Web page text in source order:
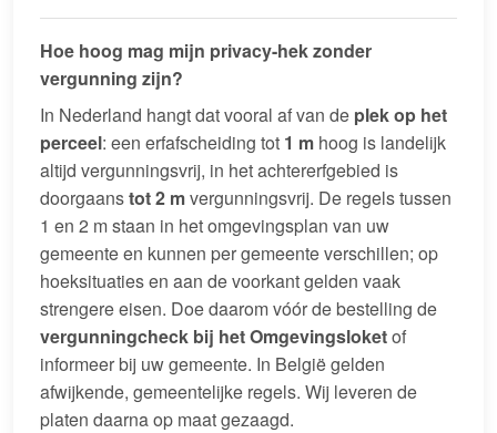
Hoe hoog mag mijn privacy-hek zonder
vergunning zijn?
In Nederland hangt dat vooral af van de plek op het
perceel: een erfafscheiding tot 1 m hoog is landelijk
altijd vergunningsvrij, in het achtererfgebied is
doorgaanstot 2 mvergunningsvrij. De regels tussen
1 en 2 m staan in het omgevingsplan van uw
gemeente en kunnen per gemeente verschillen; op
hoeksituaties en aan de voorkant gelden vaak
strengere eisen. Doe daarom vóór de bestelling de
vergunningcheck bij het Omgevingsloketof
informeer bij uw gemeente. In België gelden
afwijkende, gemeentelijke regels. Wij leveren de
platen daarna op maat gezaagd.